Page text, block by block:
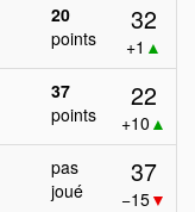
20
points
32
+1 ▲
37
points
22
+10 ▲
pas
joué
37
−15▼